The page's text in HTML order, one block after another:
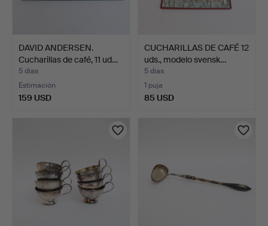
DAVID ANDERSEN.
Cucharillas de café, 11 ud…
5 días
Estimación
159 USD
CUCHARILLAS DE CAFÉ 12
uds., modelo svensk…
5 días
1 puja
85 USD